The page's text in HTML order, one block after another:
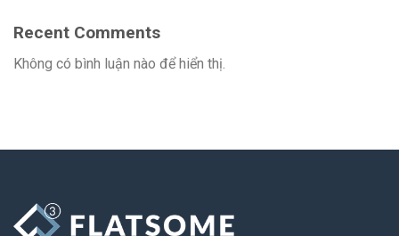
Recent Comments
Không có bình luận nào để hiển thị.